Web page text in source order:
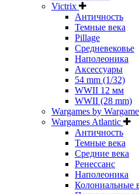
Victrix
Античность
Темные века
Pillage
Средневековье
Наполеоника
Аксессуары
54 mm (1/32)
WWII 12 мм
WWII (28 mm)
Wargames by
Wargames Atlantic
Античность
Темные века
Средние века
Ренессанс
Наполеоника
Колониальные